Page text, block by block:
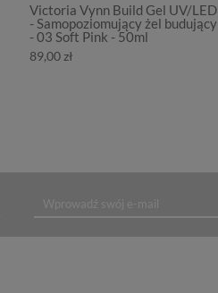
Victoria Vynn Build Gel UV/LED
- Samopoziomujący żel budujący
- 03 Soft Pink - 50ml
89,00 zł